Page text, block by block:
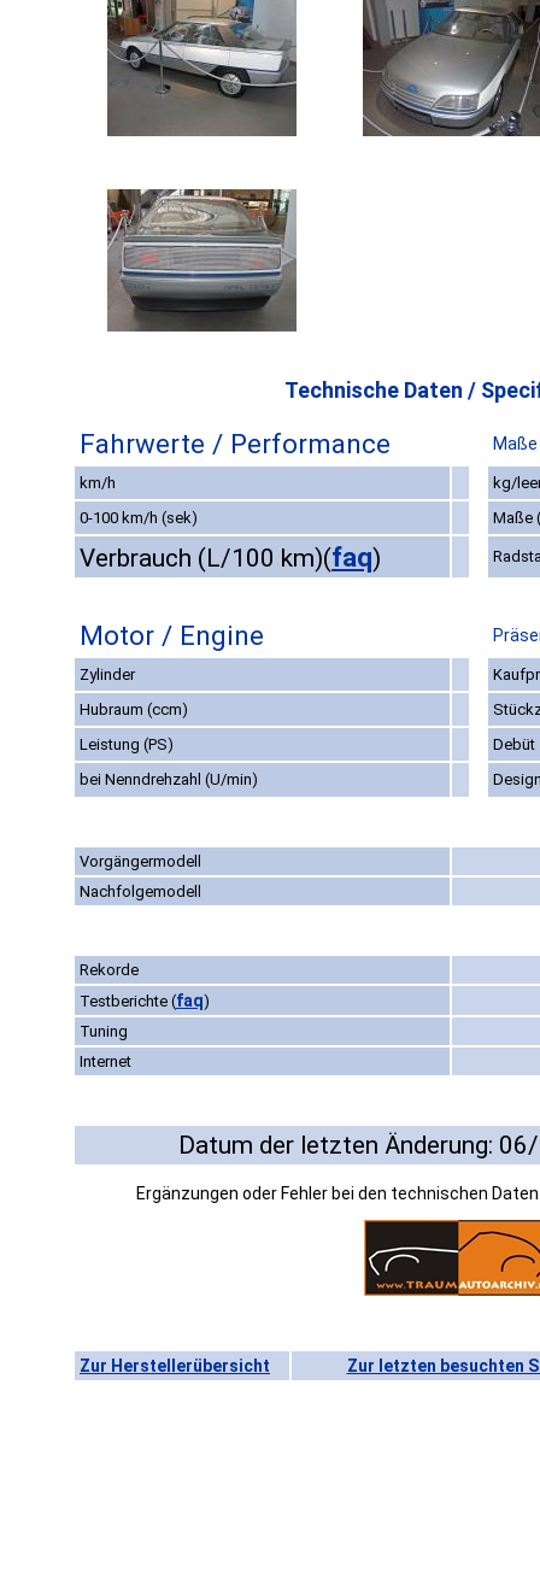
Technische Daten /
Fahrwerte / Performance
km/h
kg/
0-100 km/h (sek)
Maße
Verbrauch (L/100 km)(faq)
Motor / Engine
Zylinder
Hubraum (ccm)
Leistung (PS)
Debüt
bei Nenndrehzahl (U/min)
Vorgängermodell
Nachfolgemodell
Rekorde
Testberichte (faq)
Tuning
Internet
Datum der letzten Änderung:
Ergänzungen oder Fehler bei den technischen
Zur Herstellerübersicht Zur letzten besuchten